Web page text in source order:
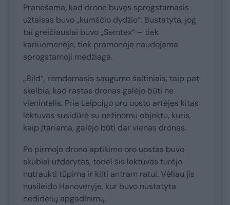
Pranešama, kad drone buvęs sprogstamasis
užtaisas buvo „kumščio dydžio“. Bustatyta, jog
tai greičiausiai buvo „Semtex“ – tiek
kariuomenėje, tiek pramonėje naudojama
sprogstamoji medžiaga.
„Bild“, remdamasis saugumo šaltiniais, taip pat
skelbia, kad rastas dronas galėjo būti ne
vienintelis. Prie Leipcigo oro uosto artėjęs kitas
lėktuvas susidūrė su nežinomu objektu, kuris,
kaip įtariama, galėjo būti dar vienas dronas.
Po pirmojo drono aptikimo oro uostas buvo
skubiai uždarytas, todėl šis lėktuvas turėjo
nutraukti tūpimą ir kilti antram ratui. Vėliau jis
nusileido Hanoveryje, kur buvo nustatyta
nedidelių apgadinimų.